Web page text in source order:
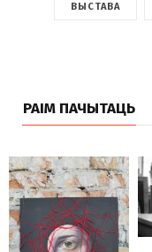
ВЫСТАВА
РАІМ ПАЧЫТАЦЬ